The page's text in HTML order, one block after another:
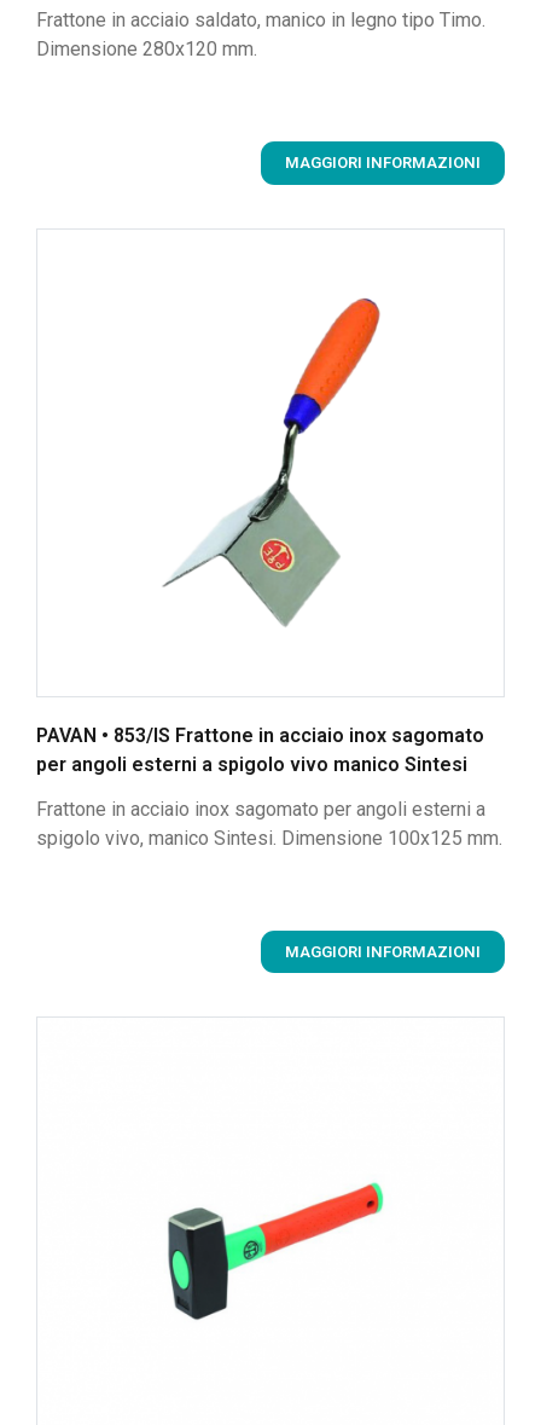
Frattone in acciaio saldato, manico in legno tipo Timo.
Dimensione 280x120 mm.
MAGGIORI INFORMAZIONI
PAVAN • 853/IS Frattone in acciaio inox sagomato
per angoli esterni a spigolo vivo manico Sintesi
Frattone in acciaio inox sagomato per angoli esterni a
spigolo vivo, manico Sintesi. Dimensione 100x125 mm.
MAGGIORI INFORMAZIONI